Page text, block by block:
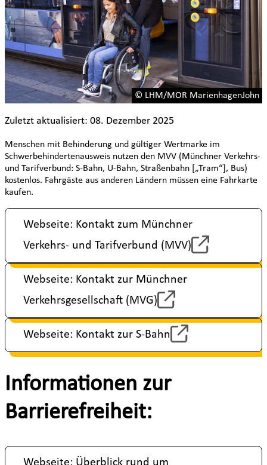
© LHM/MOR MarienhagenJohn
Zuletzt aktualisiert: 08. Dezember 2025
Menschen mit Behinderung und gültiger Wertmarke im
Schwerbehindertenausweis nutzen den MVV (Münchner Verkehrs-
und Tarifverbund: S-Bahn, U-Bahn, Straßenbahn [„Tram“], Bus)
kostenlos. Fahrgäste aus anderen Ländern müssen eine Fahrkarte
kaufen.
Webseite: Kontakt zum Münchner
Verkehrs- und Tarifverbund (MVV)
Webseite: Kontakt zur Münchner
Verkehrsgesellschaft (MVG)
Webseite: Kontakt zur S-Bahn
Informationen zur
Barrierefreiheit:
Webseite: Überblick rund um